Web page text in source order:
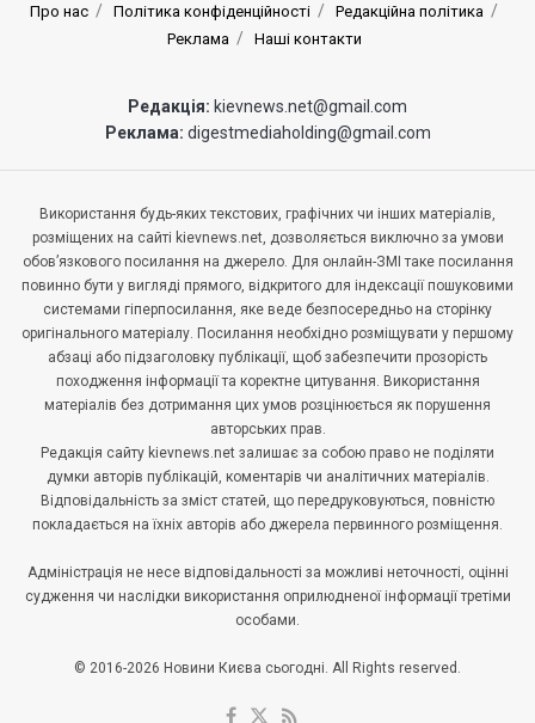
Про нас Політика конфіденційності
Редакційна політика
Реклама
Наші контакти
Редакція: kievnews.net@gmail.com
Реклама: digestmediaholding@gmail.com
Використання будь-яких текстових, графічних чи інших матеріалів,
розміщених на сайті kievnews.net, дозволяється виключно за умови
обов’язкового посилання на джерело. Для онлайн-ЗМІ таке посилання
повинно бути у вигляді прямого, відкритого для індексації пошуковими
системами гіперпосилання, яке веде безпосередньо на сторінку
оригінального матеріалу. Посилання необхідно розміщувати у першому
абзаці або підзаголовку публікації, щоб забезпечити прозорість
походження інформації та коректне цитування. Використання
матеріалів без дотримання цих умов розцінюється як порушення
авторських прав.
Редакція сайту kievnews.net залишає за собою право не поділяти
думки авторів публікацій, коментарів чи аналітичних матеріалів.
Відповідальність за зміст статей, що передруковуються, повністю
покладається на їхніх авторів або джерела первинного розміщення.
Адміністрація не несе відповідальності за можливі неточності, оцінні
судження чи наслідки використання оприлюдненої інформації третіми
особами.
© 2016-2026 Новини Києва сьогодні. All Rights reserved.